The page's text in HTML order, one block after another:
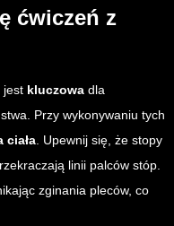
ćwiczeń z
jest kluczowa dla
Przy wykonywaniu tych
ciała . Upewnij się, że stopy
linii palców stóp.
zginania pleców, co